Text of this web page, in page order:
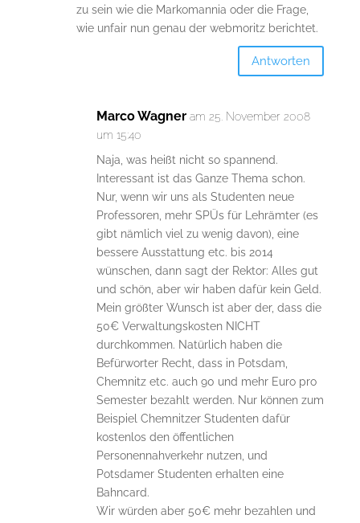
zu sein wie die Markomannia oder die Frage,
wie unfair nun genau der webmoritz berichtet.
Antworten
Marco Wagner am 25. November 2008
um 15:40
Naja, was heißt nicht so spannend.
Interessant ist das Ganze Thema schon.
Nur, wenn wir uns als Studenten neue
Professoren, mehr SPÜs für Lehrämter (es
gibt nämlich viel zu wenig davon), eine
bessere Ausstattung etc. bis 2014
wünschen, dann sagt der Rektor: Alles gut
und schön, aber wir haben dafür kein Geld.
Mein größter Wunsch ist aber der, dass die
50€ Verwaltungskosten NICHT
durchkommen. Natürlich haben die
Befürworter Recht, dass in Potsdam,
Chemnitz etc. auch 90 und mehr Euro pro
Semester bezahlt werden. Nur können zum
Beispiel Chemnitzer Studenten dafür
kostenlos den öffentlichen
Personennahverkehr nutzen, und
Potsdamer Studenten erhalten eine
Bahncard.
Wir würden aber 50€ mehr bezahlen und